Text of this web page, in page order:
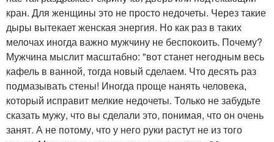
кран. Для женщины это не просто недочеты. Через такие
дыры вытекает женская энергия. Но как раз в таких
мелочах иногда важно мужчину не беспокоить. Почему?
Мужчина мыслит масштабно: "вот станет негодным весь
кафель в ванной, тогда новый сделаем. Что десять раз
подмазывать стены! Иногда проще нанять человека,
который исправит мелкие недочеты. Только не забудьте
сказать мужу, что вы сделали это, понимая, что он очень
занят. А не потому, что у него руки растут не из того